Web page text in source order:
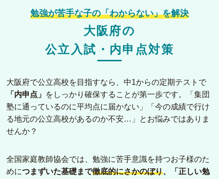
勉強が苦手な子の「わからない」を解決
大阪府の
公立入試・内申点対策
大阪府で公立高校を目指すなら、中1からの定期テストで
「内申点」 をしっかり確保することが第一歩です。「集団
塾に通っているのに平均点に届かない」「今の成績で行け
る地元の公立高校があるのか不安…」とお悩みではありま
せんか？
全国家庭教師協会では、勉強に苦手意識を持つお子様のた
めにつまずいた基礎まで徹底的にさかのぼり、「正しい勉